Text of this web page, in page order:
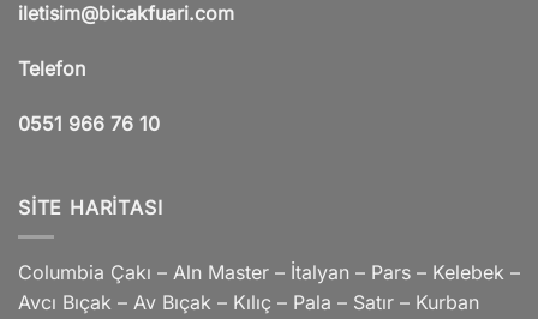
iletisim@bicakfuari.com
Telefon
0551 966 76 10
SITE HARITASI
Columbia Çakı – Aln Master – İtalyan – Pars – Kelebek –
Avcı Bıçak – Av Bıçak – Kılıç – Pala – Satır – Kurban